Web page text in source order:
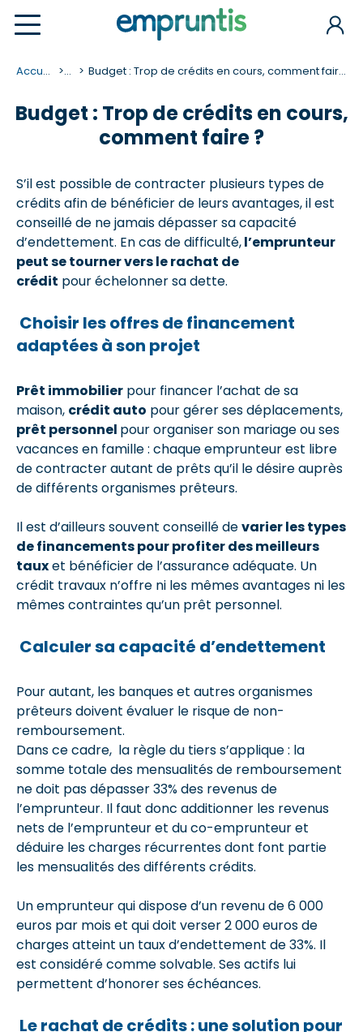
Accueil ... Budget : Trop de crédits en cours, comment faire ?
Budget : Trop de crédits en cours,
comment faire ?
S’il est possible de contracter plusieurs types de
crédits afin de bénéficier de leurs avantages, il est
conseillé de ne jamais dépasser sa capacité
d’endettement. En cas de difficulté,l’emprunteur
peut se tourner vers le rachat de
crédit pour échelonner sa dette.
Choisir les offres de financement
adaptées à son projet
Prêt immobilier pour financer l’achat de sa
maison, crédit auto pour gérer ses déplacements,
prêt personnel pour organiser son mariage ou ses
vacances en famille : chaque emprunteur est libre
de contracter autant de prêts qu’il le désire auprès
de différents organismes prêteurs.
Il est d’ailleurs souvent conseillé devarier les types
de financements pour profiter des meilleurs
tauxet bénéficier de l’assurance adéquate. Un
crédit travaux n’offre ni les mêmes avantages ni les
mêmes contraintes qu’un prêt personnel.
Calculer sa capacité d’endettement
Pour autant, les banques et autres organismes
prêteurs doivent évaluer le risque de non-
remboursement.
Dans ce cadre, la règle du tiers s’applique : la
somme totale des mensualités de remboursement
ne doit pas dépasser 33% des revenus de
l’emprunteur. Il faut donc additionner les revenus
nets de l’emprunteur et du co-emprunteur et
déduire les charges récurrentes dont font partie
les mensualités des différents crédits.
Un emprunteur qui dispose d’un revenu de 6 000
euros par mois et qui doit verser 2 000 euros de
charges atteint un taux d’endettement de 33%. Il
est considéré comme solvable. Ses actifs lui
permettent d’honorer ses échéances.
Le rachat de crédits : une solution pour